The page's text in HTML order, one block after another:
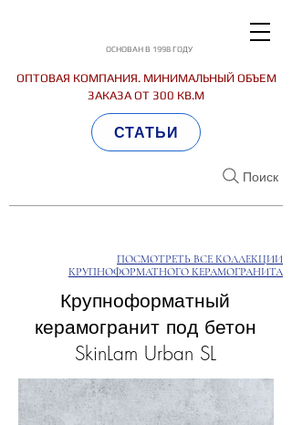
ОСНОВАН В 1998 ГОДУ
ОПТОВАЯ КОМПАНИЯ. МИНИМАЛЬНЫЙ ОБЪЕМ
ЗАКАЗА ОТ 300 КВ.М
Поиск
СТАТЬИ
ПОСМОТРЕТЬ ВСЕ КОЛЛЕКЦИИ
КРУПНОФОРМАТНОГО КЕРАМОГРАНИТА
Крупноформатный
керамогранит под бетон
SkinLam Urban SL